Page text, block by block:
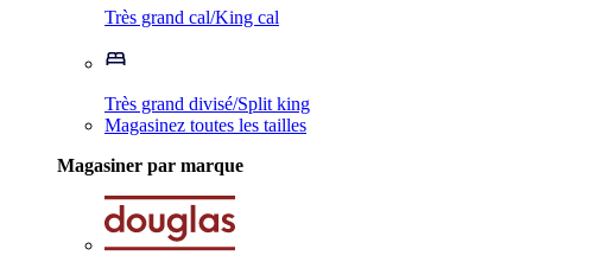
Très grand cal/King cal
Très grand divisé/Split king
Magasinez toutes les tailles
Magasiner par marque